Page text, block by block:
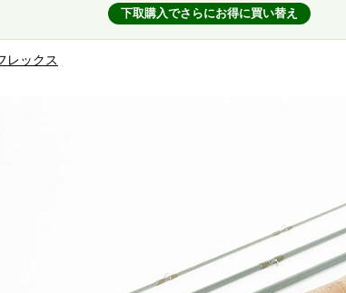
下取購入でさらにお得に買い替え
レックス